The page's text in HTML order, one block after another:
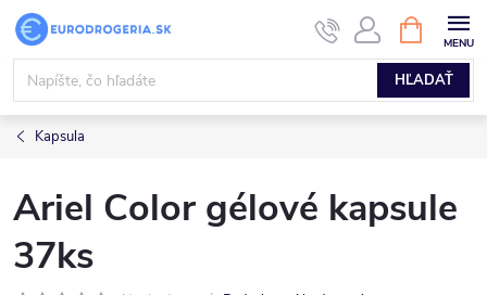
Prejsť
obsah
HĽADAŤ
KOŠÍK
Kapsula
Ariel Color gélové kapsule
37ks